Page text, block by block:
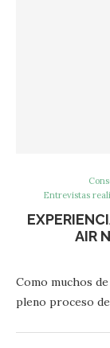
Entrevistas
AIR
Como muchos
pleno proceso